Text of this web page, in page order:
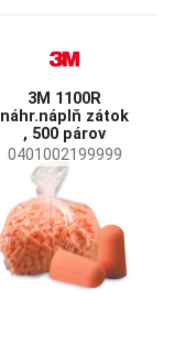
3M 1100R
náhr.náplň zátok
, 500 párov
0401002199999